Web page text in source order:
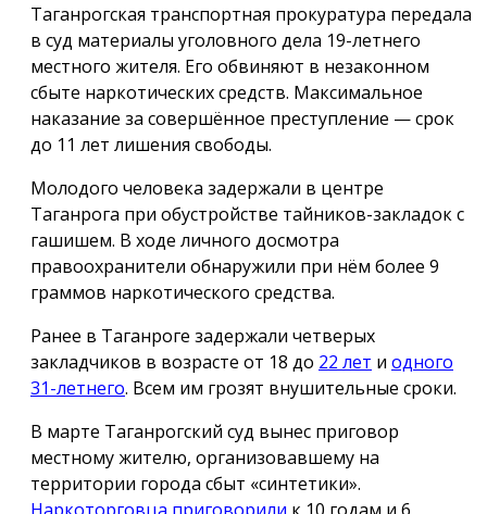
Таганрогская транспортная прокуратура передала
в суд материалы уголовного дела 19-летнего
местного жителя. Его обвиняют в незаконном
сбыте наркотических средств. Максимальное
наказание за совершённое преступление — срок
до 11 лет лишения свободы.
Молодого человека задержали в центре
Таганрога при обустройстве тайников-закладок с
гашишем. В ходе личного досмотра
правоохранители обнаружили при нём более 9
граммов наркотического средства.
Ранее в Таганроге задержали четверых
закладчиков в возрасте от 18 до 22 лет и одного
31-летнего. Всем им грозят внушительные сроки.
В марте Таганрогский суд вынес приговор
местному жителю, организовавшему на
территории города сбыт «синтетики».